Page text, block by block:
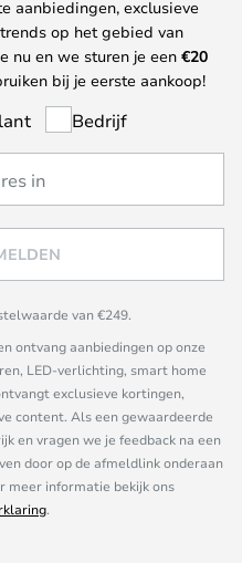
aanbiedingen, exclusieve
op het gebied van
nu en we sturen je een €20
bij je eerste aankoop!
Bedrijf
van €249.
ontvang aanbiedingen op onze
LED-verlichting, smart home
exclusieve kortingen,
content. Als een gewaardeerde
en vragen we je feedback na een
door op de afmeldlink onderaan
meer informatie bekijk ons
.